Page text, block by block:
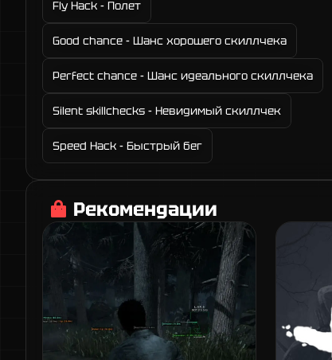
Fly Hack - Полет
Good chance - Шанс хорошего скиллчека
Perfect chance - Шанс идеального скиллчека
Silent skillchecks - Невидимый скиллчек
Speed Hack - Быстрый бег
Рекомендации